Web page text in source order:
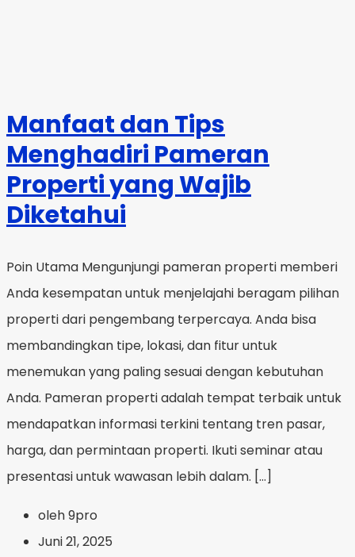
Manfaat dan Tips
Menghadiri Pameran
Properti yang Wajib
Diketahui
Poin Utama Mengunjungi pameran properti memberi
Anda kesempatan untuk menjelajahi beragam pilihan
properti dari pengembang terpercaya. Anda bisa
membandingkan tipe, lokasi, dan fitur untuk
menemukan yang paling sesuai dengan kebutuhan
Anda. Pameran properti adalah tempat terbaik untuk
mendapatkan informasi terkini tentang tren pasar,
harga, dan permintaan properti. Ikuti seminar atau
presentasi untuk wawasan lebih dalam. […]
oleh 9pro
Juni 21, 2025